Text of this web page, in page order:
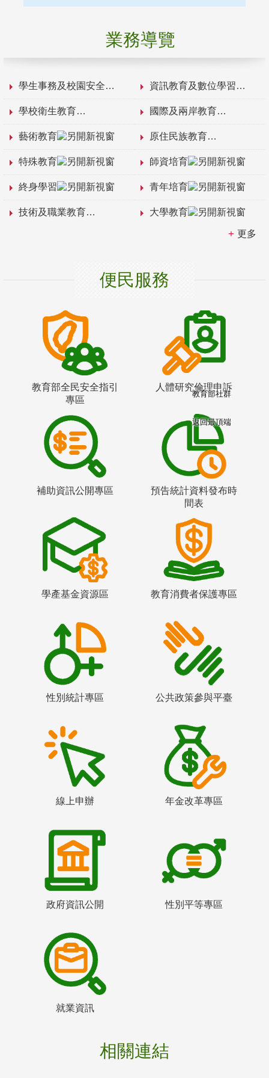
業務導覽
學生事務及校園安全 資訊教育及數位學習
學校衛生教育 國際及兩岸教育
藝術教育 原住民族教育
特殊教育 師資培育
終身學習 青年培育
技術及職業教育 大學教育
更多
便民服務
教育部全民安全指引
專區
人體研究倫理申訴
補助資訊公開專區
預告統計資料發布時
間表
學產基金資源區 教育消費者保護專區
性別統計專區 公共政策參與平臺
線上申辦 年金改革專區
政府資訊公開 性別平等專區
就業資訊
相關連結
教育部社群
返回最頂端